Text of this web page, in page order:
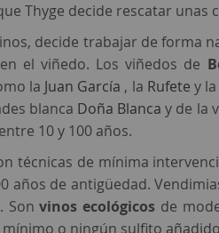
Thyge decide rescatar
decide trabajar de
el viñedo. Los viñedos de
la Juan García , la Rufete y la
blanca Doña Blanca y de la
10 y 100 años.
técnicas de mínima
de antigüedad.
Sonvinos ecológicos de
o ningún sulfito